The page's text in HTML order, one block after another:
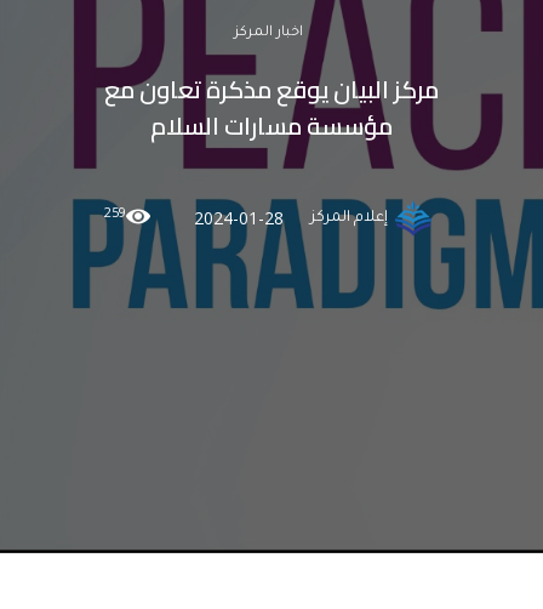
اخبار المركز
مركز البيان يوقع مذكرة تعاون مع
مؤسسة مسارات السلام
إعلام المركز 2024-01-28
259